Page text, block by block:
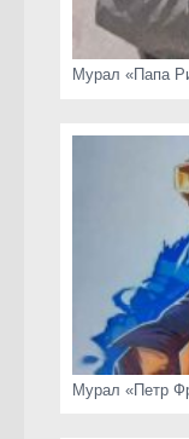
часы Киева
Мурал «Папа
Мурал «Петр